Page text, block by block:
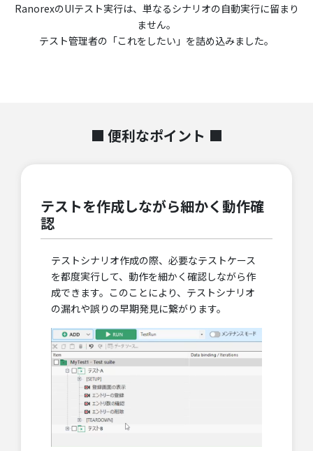
RanorexのUIテスト実行は、単なるシナリオの自動実行に留まり
ません。
テスト管理者の「これをしたい」を詰め込みました。
■ 便利なポイント ■
テストを作成しながら細かく動作確
認
テストシナリオ作成の際、必要なテストケース
を都度実行して、動作を細かく確認しながら作
成できます。このことにより、テストシナリオ
の漏れや誤りの早期発見に繋がります。